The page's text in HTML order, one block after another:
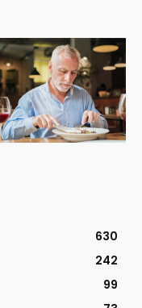
630
242
99